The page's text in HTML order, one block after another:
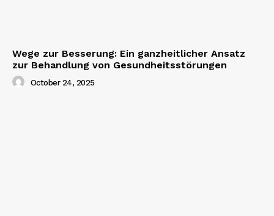
Wege zur Besserung: Ein ganzheitlicher Ansatz
zur Behandlung von Gesundheitsstörungen
October 24, 2025